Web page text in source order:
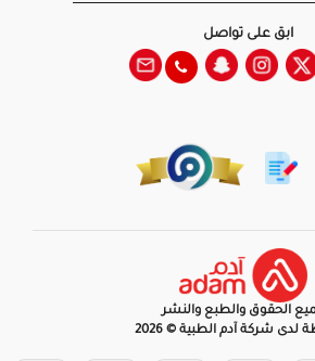
ابق على تواصل
الحقوق والطبع والنشر
لدى شركة آدم الطبية © 2026